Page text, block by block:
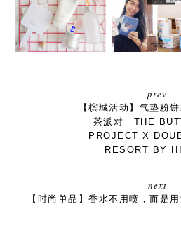
何保养？从最基本
的保养三步骤开始
｜ALTHEA BARE
ESSENTIAL
DR MORITA
药妆「面膜
敷」工作坊 X
西亚槟城
prev
【槟城活动】气垫粉
茶派对｜THE
PROJECT X
RESORT BY
next
【时尚单品】香水不用喷，而是